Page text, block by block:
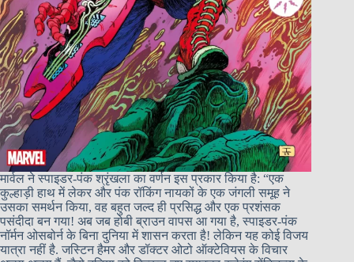
मार्वल ने स्पाइडर-पंक श्रृंखला का वर्णन इस प्रकार किया है: “एक
कुल्हाड़ी हाथ में लेकर और पंक रॉकिंग नायकों के एक जंगली समूह ने
उसका समर्थन किया, वह बहुत जल्द ही प्रसिद्ध और एक प्रशंसक
पसंदीदा बन गया! अब जब होबी ब्राउन वापस आ गया है, स्पाइडर-पंक
नॉर्मन ओसबोर्न के बिना दुनिया में शासन करता है! लेकिन यह कोई विजय
यात्रा नहीं है. जस्टिन हैमर और डॉक्टर ओटो ऑक्टेवियस के विचार